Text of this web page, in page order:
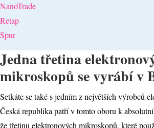
NanoTrade
Retap
Spur
Jedna třetina
mikroskopů se vyrábí v
Setkáte se také s jedním z největších výrobců
Česká republika patří v tomto oboru k
že třetinu elektronových mikroskopů, které